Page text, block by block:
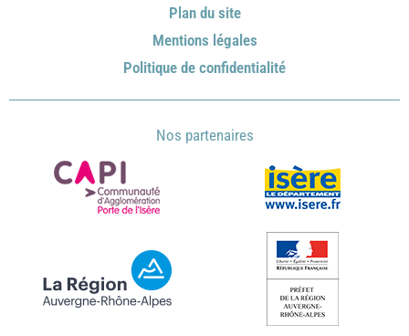
Plan du site
Mentions légales
Politique de confidentialité
Nos partenaires